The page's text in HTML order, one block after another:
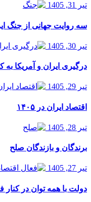
تیر 31, 1405
سه روایت جهانی از جنگ
تیر 30, 1405
درگیری ایران و آمریکا
تیر 29, 1405
اقتصاد ایران در ۱۴۰۵
تیر 28, 1405
برندگان و بازندگان صلح
تیر 27, 1405
دولت با همه توان در کنار